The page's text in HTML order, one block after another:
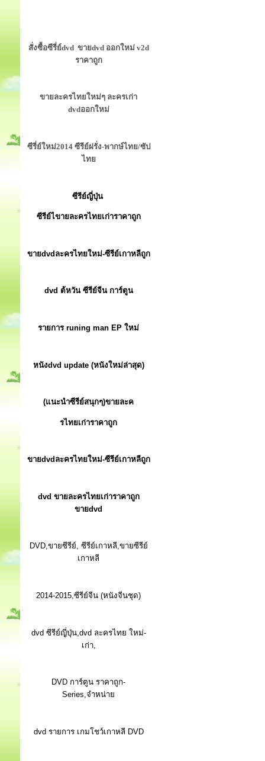
สั่งซื้อซีรี่ย์dvd ขายdvd ออกใหม่ v2d
ราคาถูก
ขายละครไทยใหม่ๆ ละครเก่า
dvdออกใหม่
ซีรี่ย์ใหม่2014 ซีรีย์ฝรั่ง-พากษ์ไทย/ซัป
ไทย
ซีรีย์ญี่ปุ่น
ซีรีย์ไขายละครไทยเก่าราคาถูก
ขายdvdละครไทยใหม่-ซีรีย์เกาหลีถูก
dvd ต้หวัน ซีรีย์จีน การ์ตูน
รายการ runing man EP ใหม่
หนังdvd update (หนังใหม่ล่าสุด)
(แนะนำซีรีย์สนุกๆ)ขายละค
รไทยเก่าราคาถูก
ขายdvdละครไทยใหม่-ซีรีย์เกาหลีถูก
dvd ขายละครไทยเก่าราคาถูก
ขายdvd
DVD,ขายซีรีย์, ซีรีย์เกาหลี,ขายซีรีย์
เกาหลี
2014-2015,ซีรีย์จีน (หนังจีนชุด)
dvd ซีรีย์ญี่ปุ่น,dvd ละครไทย ใหม่-
เก่า,
DVD การ์ตูน ราคาถูก-
Series,จำหน่าย
dvd รายการ เกมโชว์เกาหลี DVD